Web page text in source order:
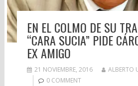
EN EL COLMO DE SU
“CARA SUCIA” PIDE
EX AMIGO
21 NOVIEMBRE, 2016 ALBERTO
0 COMMENT